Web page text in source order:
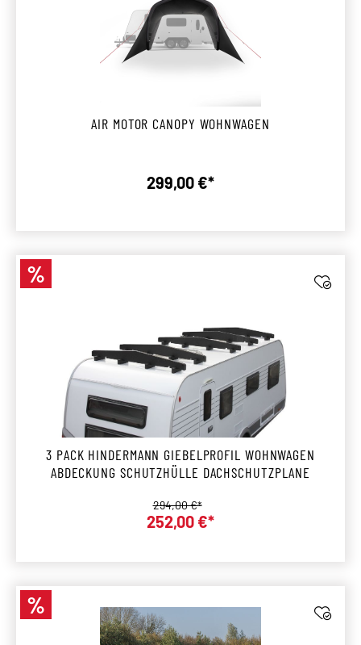
AIR MOTOR CANOPY WOHNWAGEN
Regulärer Preis:
299,00 €*
Rabatt
%
3 PACK HINDERMANN GIEBELPROFIL WOHNWAGEN
ABDECKUNG SCHUTZHÜLLE DACHSCHUTZPLANE
Verkaufspreis:
252,00 €*
Regulärer Preis:
294,00 €*
Rabatt
%